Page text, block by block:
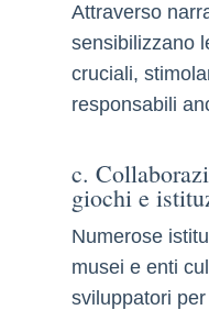
Attraverso
sensibilizzano
cruciali,
responsabili
c.
giochi e
Numerose
musei e enti
sviluppatori